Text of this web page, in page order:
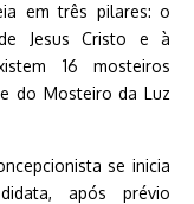
em três pilares: o
Jesus Cristo e à
16 mosteiros
do Mosteiro da Luz
se inicia
após prévio